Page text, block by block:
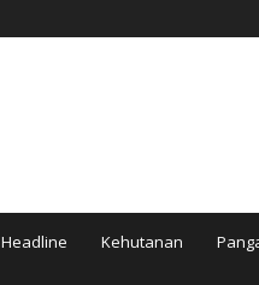
Headline Kehutanan